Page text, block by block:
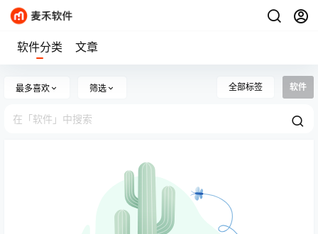
软件分类 文章
最多喜欢 筛选 全部标签 软件